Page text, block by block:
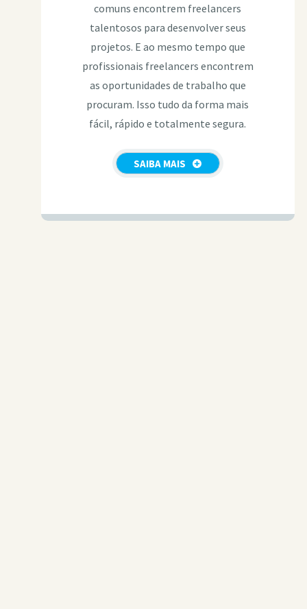
comuns encontrem freelancers
talentosos para desenvolver seus
projetos. E ao mesmo tempo que
profissionais freelancers encontrem
as oportunidades de trabalho que
procuram. Isso tudo da forma mais
fácil, rápido e totalmente segura.
SAIBA MAIS